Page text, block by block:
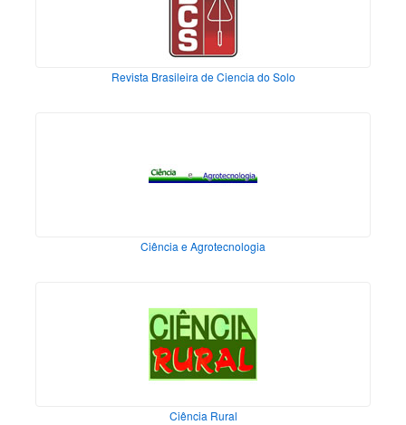
Revista Brasileira de Ciencia do Solo
Ciência e Agrotecnologia
Ciência Rural